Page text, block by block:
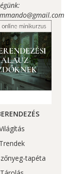
Trendek
tapéta